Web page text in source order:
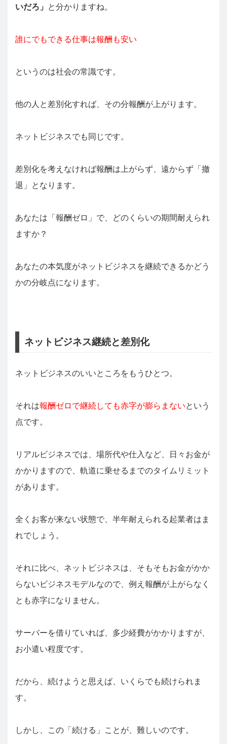
いだろ」
と分かりますね。
誰にでもできる仕事は報酬も安い
というのは社会の常識です。
他の人と差別化すれば、その分報酬が上がります。
ネットビジネスでも同じです。
差別化を考えなければ報酬は上がらず、遠からず「撤
退」となります。
あなたは「報酬ゼロ」で、どのくらいの期間耐えられ
ますか？
あなたの本気度がネットビジネスを継続できるかどう
かの分岐点になります。
ネットビジネス継続と差別化
ネットビジネスのいいところをもうひとつ。
それは報酬ゼロで継続しても赤字が膨らまないという
点です。
リアルビジネスでは、場所代や仕入など、日々お金が
かかりますので、軌道に乗せるまでのタイムリミット
があります。
全くお客が来ない状態で、半年耐えられる起業者はま
れでしょう。
それに比べ、ネットビジネスは、そもそもお金がかか
らないビジネスモデルなので、例え報酬が上がらなく
とも赤字になりません。
サーバーを借りていれば、多少経費がかかりますが、
お小遣い程度です。
だから、続けようと思えば、いくらでも続けられま
す。
しかし、この「続ける」ことが、難しいのです。